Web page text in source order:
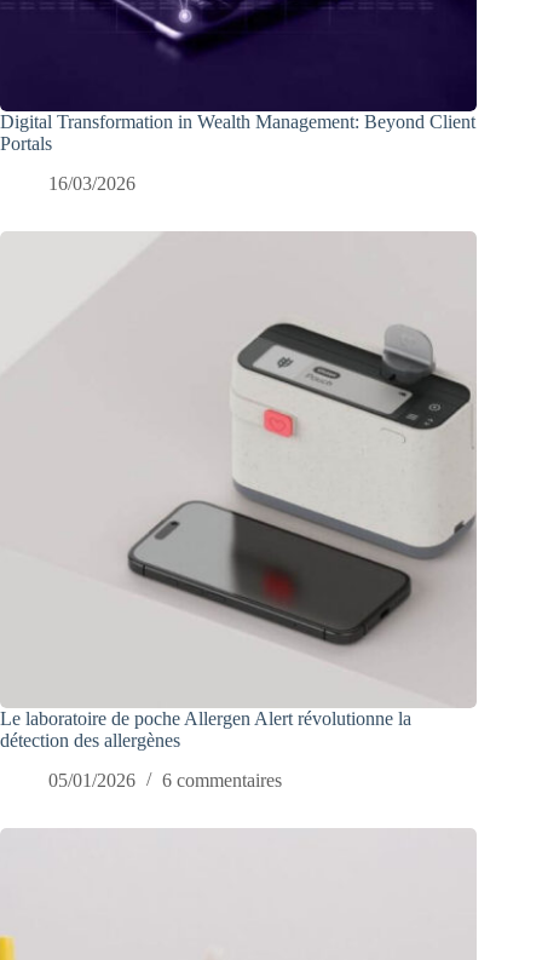
Digital Transformation in Wealth Management: Beyond Client
Portals
16/03/2026
Le laboratoire de poche Allergen Alert révolutionne la
détection des allergènes
05/01/2026
6 commentaires